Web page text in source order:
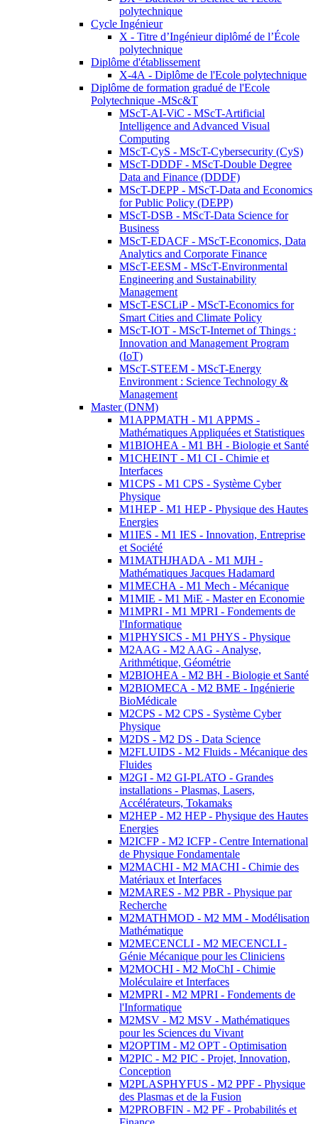
polytechnique
Cycle Ingénieur
X - Titre d’Ingénieur diplômé de l’École
polytechnique
Diplôme d'établissement
X-4A - Diplôme de l'Ecole polytechnique
Diplôme de formation gradué de l'Ecole
Polytechnique -MSc&T
MScT-AI-ViC - MScT-Artificial
Intelligence and Advanced Visual
Computing
MScT-CyS - MScT-Cybersecurity (CyS)
MScT-DDDF - MScT-Double Degree
Data and Finance (DDDF)
MScT-DEPP - MScT-Data and Economics
for Public Policy (DEPP)
MScT-DSB - MScT-Data Science for
Business
MScT-EDACF - MScT-Economics, Data
Analytics and Corporate Finance
MScT-EESM - MScT-Environmental
Engineering and Sustainability
Management
MScT-ESCLiP - MScT-Economics for
Smart Cities and Climate Policy
MScT-IOT - MScT-Internet of Things :
Innovation and Management Program
(IoT)
MScT-STEEM - MScT-Energy
Environment : Science Technology &
Management
Master (DNM)
M1APPMATH - M1 APPMS -
Mathématiques Appliquées et Statistiques
M1BIOHEA - M1 BH - Biologie et Santé
M1CHEINT - M1 CI - Chimie et
Interfaces
M1CPS - M1 CPS - Système Cyber
Physique
M1HEP - M1 HEP - Physique des Hautes
Energies
M1IES - M1 IES - Innovation, Entreprise
et Société
M1MATHJHADA - M1 MJH -
Mathématiques Jacques Hadamard
M1MECHA - M1 Mech - Mécanique
M1MIE - M1 MiE - Master en Economie
M1MPRI - M1 MPRI - Fondements de
l'Informatique
M1PHYSICS - M1 PHYS - Physique
M2AAG - M2 AAG - Analyse,
Arithmétique, Géométrie
M2BIOHEA - M2 BH - Biologie et Santé
M2BIOMECA - M2 BME - Ingénierie
BioMédicale
M2CPS - M2 CPS - Système Cyber
Physique
M2DS - M2 DS - Data Science
M2FLUIDS - M2 Fluids - Mécanique des
Fluides
M2GI - M2 GI-PLATO - Grandes
installations - Plasmas, Lasers,
Accélérateurs, Tokamaks
M2HEP - M2 HEP - Physique des Hautes
Energies
M2ICFP - M2 ICFP - Centre International
de Physique Fondamentale
M2MACHI - M2 MACHI - Chimie des
Matériaux et Interfaces
M2MARES - M2 PBR - Physique par
Recherche
M2MATHMOD - M2 MM - Modélisation
Mathématique
M2MECENCLI - M2 MECENCLI -
Génie Mécanique pour les Cliniciens
M2MOCHI - M2 MoChI - Chimie
Moléculaire et Interfaces
M2MPRI - M2 MPRI - Fondements de
l'Informatique
M2MSV - M2 MSV - Mathématiques
pour les Sciences du Vivant
M2OPTIM - M2 OPT - Optimisation
M2PIC - M2 PIC - Projet, Innovation,
Conception
M2PLASPHYFUS - M2 PPF - Physique
des Plasmas et de la Fusion
M2PROBFIN - M2 PF - Probabilités et